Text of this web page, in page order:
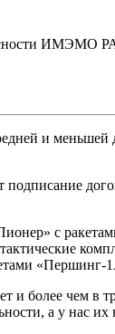
ИМЭМО
и
подписание
с
«Першинг-
более чем в
а у нас их